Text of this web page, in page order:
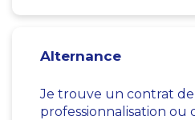
Alternance
Je trouve un contrat de
professionnalisation ou